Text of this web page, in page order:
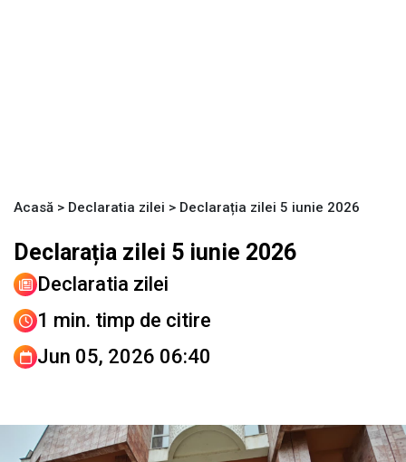
Acasă > Declaratia zilei > Declarația zilei 5 iunie 2026
Declarația zilei 5 iunie 2026
Declaratia zilei
1 min. timp de citire
Jun 05, 2026 06:40